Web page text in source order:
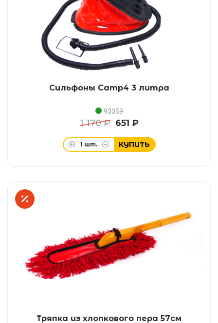
Сильфоны Camp4 3 литра
93059
1 170 ₽ 651 ₽
1 шт. КУПИТЬ
Тряпка из хлопкового пера 57см